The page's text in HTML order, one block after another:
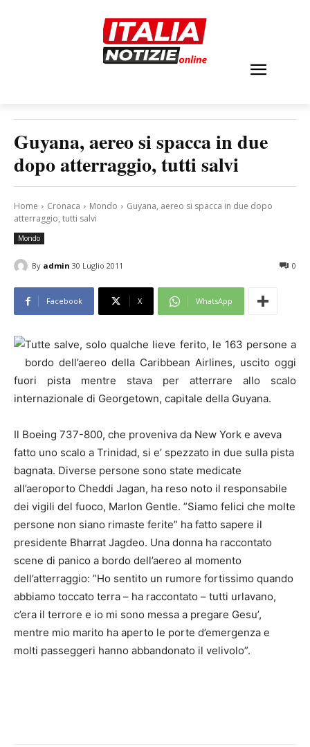
Guyana, aereo si spacca in due
dopo atterraggio, tutti salvi
Home Cronaca Mondo
Guyana, aereo si spacca in due dopo
atterraggio, tutti salvi
Mondo
By admin 30 Luglio 2011 0
Facebook X WhatsApp
Tutte salve, solo qualche lieve ferito, le 163 persone a
bordo dell’aereo della Caribbean Airlines, uscito oggi
fuori pista mentre stava per atterrare allo scalo
internazionale di Georgetown, capitale della Guyana.
Il Boeing 737-800, che proveniva da New York e aveva
fatto uno scalo a Trinidad, si e’ spezzato in due sulla pista
bagnata. Diverse persone sono state medicate
all’aeroporto Cheddi Jagan, ha reso noto il responsabile
dei vigili del fuoco, Marlon Gentle. ”Siamo felici che molte
persone non siano rimaste ferite” ha fatto sapere il
presidente Bharrat Jagdeo. Una donna ha raccontato
scene di panico a bordo dell’aereo al momento
dell’atterraggio: ”Ho sentito un rumore fortissimo quando
abbiamo toccato terra – ha raccontato – tutti urlavano,
c’era il terrore e io mi sono messa a pregare Gesu’,
mentre mio marito ha aperto le porte d’emergenza e
molti passeggeri hanno abbandonato il velivolo”.